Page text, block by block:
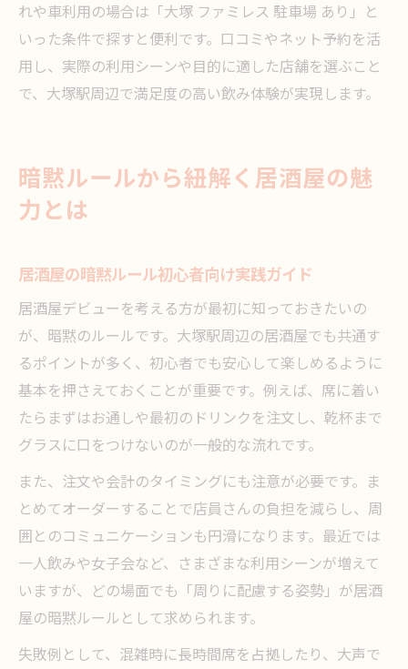
れや車利用の場合は「大塚 ファミレス 駐車場 あり」と
いった条件で探すと便利です。口コミやネット予約を活
用し、実際の利用シーンや目的に適した店舗を選ぶこと
で、大塚駅周辺で満足度の高い飲み体験が実現します。
暗黙ルールから紐解く居酒屋の魅
力とは
居酒屋の暗黙ルール初心者向け実践ガイド
居酒屋デビューを考える方が最初に知っておきたいの
が、暗黙のルールです。大塚駅周辺の居酒屋でも共通す
るポイントが多く、初心者でも安心して楽しめるように
基本を押さえておくことが重要です。例えば、席に着い
たらまずはお通しや最初のドリンクを注文し、乾杯まで
グラスに口をつけないのが一般的な流れです。
また、注文や会計のタイミングにも注意が必要です。ま
とめてオーダーすることで店員さんの負担を減らし、周
囲とのコミュニケーションも円滑になります。最近では
一人飲みや女子会など、さまざまな利用シーンが増えて
いますが、どの場面でも「周りに配慮する姿勢」が居酒
屋の暗黙ルールとして求められます。
失敗例として、混雑時に長時間席を占拠したり、大声で